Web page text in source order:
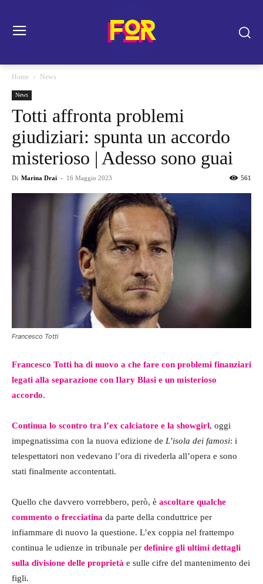
Home News
News
Totti affronta problemi
giudiziari: spunta un accordo
misterioso | Adesso sono guai
Di Marina Drai - 16 Maggio 2023 561
Francesco Totti
Francesco Totti ha di nuovo a che fare con problemi finanziari
legati alla separazione con Ilary Blasi e un misterioso
accordo.
Continua lo scontro tra l’ex calciatore e la showgirl, oggi
impegnatissima con la nuova edizione de L’isola dei famosi: i
telespettatori non vedevano l’ora di rivederla all’opera e sono
stati finalmente accontentati.
Quello che davvero vorrebbero, però, è ascoltare qualche
commento o frecciatina da parte della conduttrice per
infiammare di nuovo la questione. L’ex coppia nel frattempo
continua le udienze in tribunale per definire gli ultimi dettagli
sulla divisione delle proprietà e sulle cifre del mantenimento dei
figli.